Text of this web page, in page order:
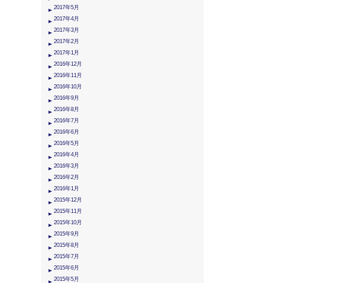
2017年5月
2017年4月
2017年3月
2017年2月
2017年1月
2016年12月
2016年11月
2016年10月
2016年9月
2016年8月
2016年7月
2016年6月
2016年5月
2016年4月
2016年3月
2016年2月
2016年1月
2015年12月
2015年11月
2015年10月
2015年9月
2015年8月
2015年7月
2015年6月
2015年5月